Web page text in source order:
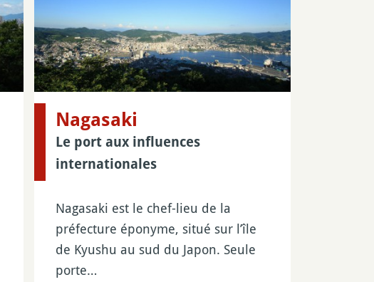
Nagasaki
Le port aux influences
internationales
Nagasaki est le chef-lieu de la
préfecture éponyme, situé sur l’île
de Kyushu au sud du Japon. Seule
porte…